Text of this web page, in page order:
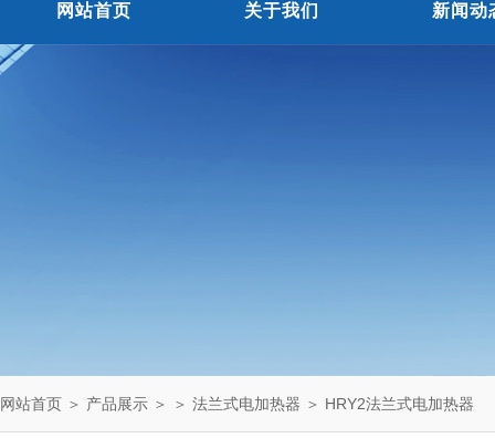
网站首页 关于我们 新闻动
网站首页 ＞ 产品展示 ＞ ＞ 法兰式电加热器 ＞ HRY2法兰式电加热器